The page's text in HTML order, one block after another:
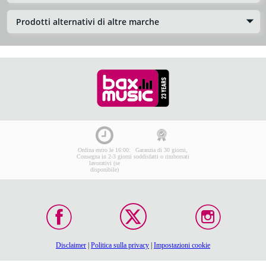
Prodotti alternativi di altre marche
Ordina entro le 16:00:
Consegna in 2-3 giorni
lavorativi (se
disponibile)
Garanzia di 30 giorni,
soddisfatti o rimborsati
Disclaimer Politica sulla privacy Impostazioni cookie